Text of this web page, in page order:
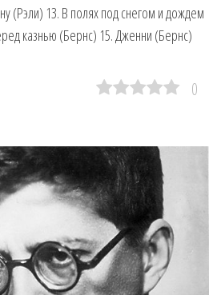
(Рэли) 13. В полях под снегом и дождем
казнью (Бернс) 15. Дженни (Бернс)
0